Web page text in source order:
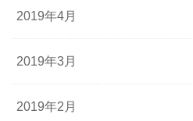
2019年4月
2019年3月
2019年2月